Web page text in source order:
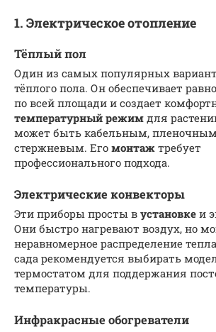
1. Электрическое отопление
Тёплый пол
Один из самых популярных
тёплого пола. Он обеспечивает
по всей площади и создает
температурный режим для
может быть кабельным,
стержневым. Его монтаж требует
профессионального подхода.
Электрические конвекторы
Эти приборы просты в установке и
Они быстро нагревают воздух, но
неравномерное распределение
сада рекомендуется выбирать
термостатом для поддержания
температуры.
Инфракрасные обогреватели